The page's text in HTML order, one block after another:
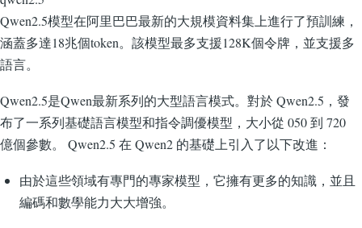
Qwen2.5模型在阿里巴巴最新的大規模資料集上進行了預訓練，
涵蓋多達18兆個token。該模型最多支援128K個令牌，並支援多
語言。
Qwen2.5是Qwen最新系列的大型語言模式。對於 Qwen2.5，發
布了一系列基礎語言模型和指令調優模型，大小從 050 到 720
億個參數。 Qwen2.5 在 Qwen2 的基礎上引入了以下改進：
由於這些領域有專門的專家模型，它擁有更多的知識，並且
編碼和數學能力大大增強。